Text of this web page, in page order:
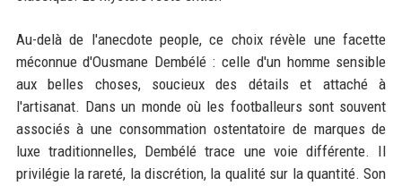
Au-delà de l'anecdote people, ce choix révèle une facette
méconnue d'Ousmane Dembélé : celle d'un homme sensible
aux belles choses, soucieux des détails et attaché à
l'artisanat. Dans un monde où les footballeurs sont souvent
associés à une consommation ostentatoire de marques de
luxe traditionnelles, Dembélé trace une voie différente. Il
privilégie la rareté, la discrétion, la qualité sur la quantité. Son